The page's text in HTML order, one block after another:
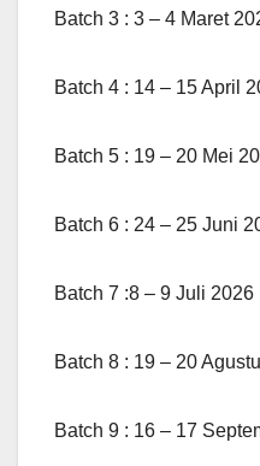
Batch 3 : 3 – 4 Maret
Batch 4 : 14 – 15 April
Batch 5 : 19 – 20 Mei
Batch 6 : 24 – 25 Juni
Batch 7 :8 – 9 Juli 2026
Batch 8 : 19 – 20
Batch 9 : 16 – 17